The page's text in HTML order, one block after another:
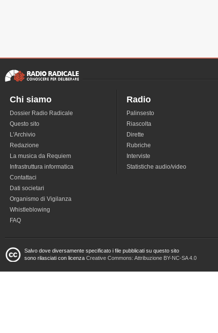
Chi siamo
Dossier Radio Radicale
Questo sito
L'Archivio
Redazione
La musica da Requiem
Infrastruttura informatica
Contattaci
Dati societari
Organismo di Vigilanza
Whistleblowing
FAQ
Radio
Palinsesto
Riascolta
Dirette
Rubriche
Interviste
Statistiche audio/video
Salvo dove diversamente specificato i file pubblicati su questo sito
sono rilasciati con licenza Creative Commons: Attribuzione BY-NC-SA 4.0